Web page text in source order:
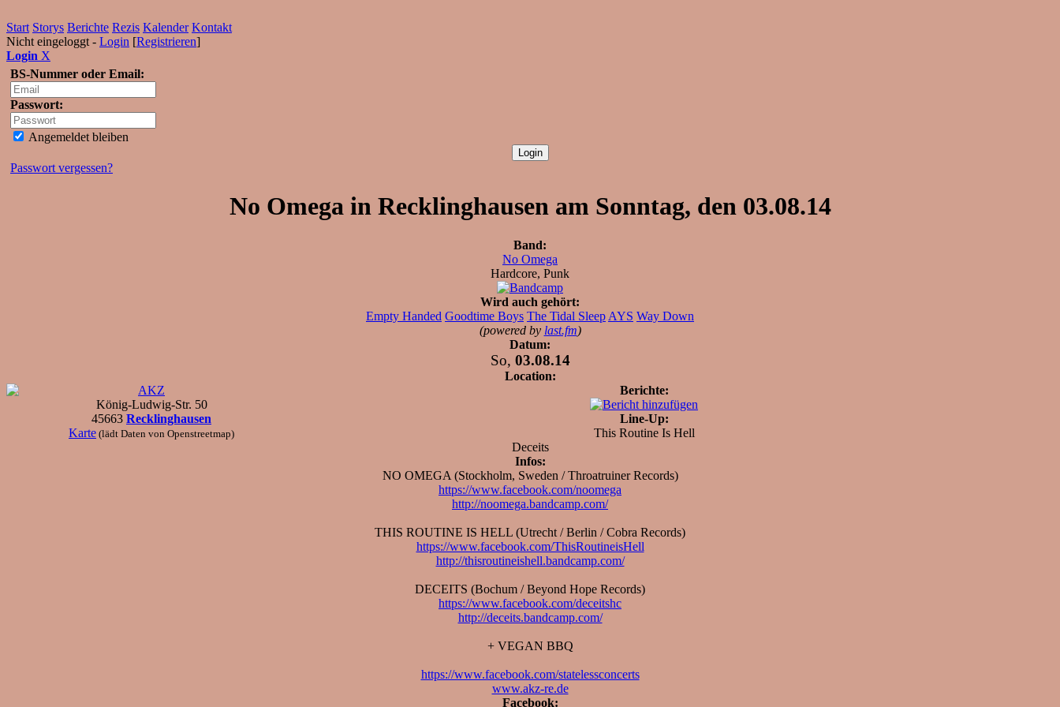
Start Storys Berichte Rezis Kalender Kontakt
Nicht eingeloggt - Login [Registrieren]
Login X
BS-Nummer oder Email:
Passwort:
Angemeldet bleiben
Passwort vergessen?
No Omega in Recklinghausen am Sonntag, den 03.08.14
Band:
No Omega
Hardcore, Punk
Wird auch gehört:
Empty Handed Goodtime Boys The Tidal Sleep AYS Way Down
(powered by last.fm)
Datum:
So, 03.08.14
Location:
AKZ
König-Ludwig-Str. 50
45663 Recklinghausen
Karte (lädt Daten von Openstreetmap)
Berichte:
Line-Up:
This Routine Is Hell
Deceits
Infos:
NO OMEGA (Stockholm, Sweden / Throatruiner Records)
https://www.facebook.com/noomega
http://noomega.bandcamp.com/
THIS ROUTINE IS HELL (Utrecht / Berlin / Cobra Records)
https://www.facebook.com/ThisRoutineisHell
http://thisroutineishell.bandcamp.com/
DECEITS (Bochum / Beyond Hope Records)
https://www.facebook.com/deceitshc
http://deceits.bandcamp.com/
+ VEGAN BBQ
https://www.facebook.com/statelessconcerts
www.akz-re.de
Facebook: